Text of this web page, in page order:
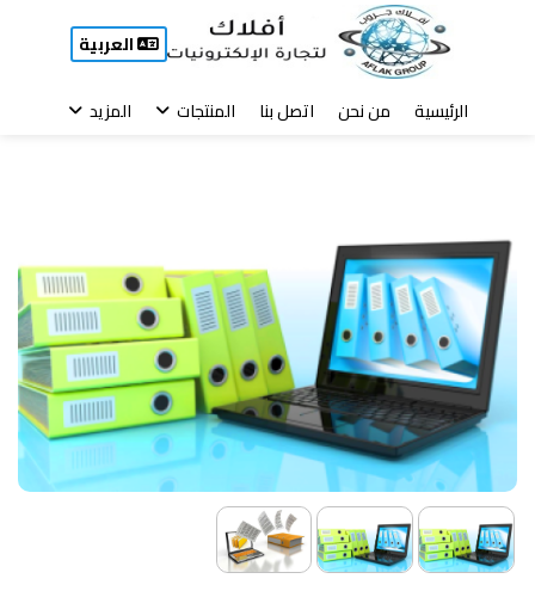
العربية
الرئيسية من نحن اتصل بنا المنتجات المزيد